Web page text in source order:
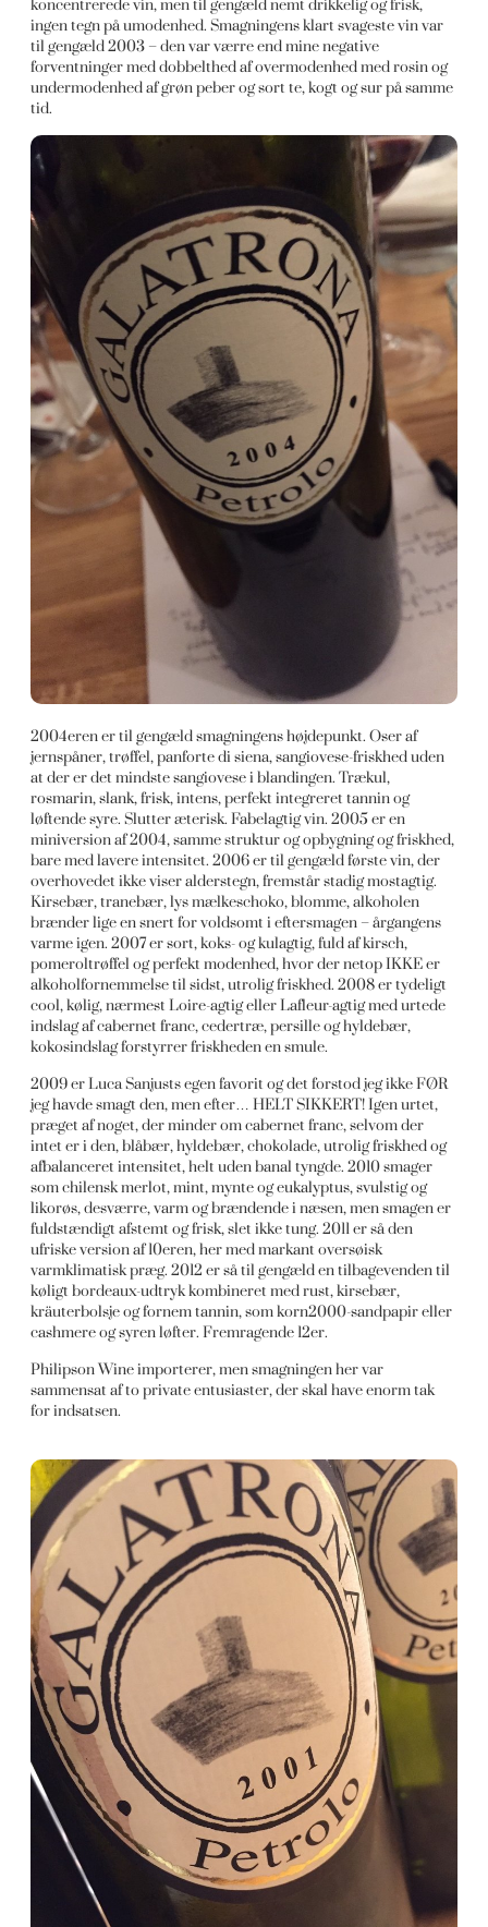
koncentrerede vin, men til gengæld nemt drikkelig og frisk,
ingen tegn på umodenhed. Smagningens klart svageste vin var
til gengæld 2003 – den var værre end mine negative
forventninger med dobbelthed af overmodenhed med rosin og
undermodenhed af grøn peber og sort te, kogt og sur på samme
tid.
2004eren er til gengæld smagningens højdepunkt. Oser af
jernspåner, trøffel, panforte di siena, sangiovese-friskhed uden
at der er det mindste sangiovese i blandingen. Trækul,
rosmarin, slank, frisk, intens, perfekt integreret tannin og
løftende syre. Slutter æterisk. Fabelagtig vin. 2005 er en
miniversion af 2004, samme struktur og opbygning og friskhed,
bare med lavere intensitet. 2006 er til gengæld første vin, der
overhovedet ikke viser alderstegn, fremstår stadig mostagtig.
Kirsebær, tranebær, lys mælkeschoko, blomme, alkoholen
brænder lige en snert for voldsomt i eftersmagen – årgangens
varme igen. 2007 er sort, koks- og kulagtig, fuld af kirsch,
pomeroltrøffel og perfekt modenhed, hvor der netop IKKE er
alkoholfornemmelse til sidst, utrolig friskhed. 2008 er tydeligt
cool, kølig, nærmest Loire-agtig eller Lafleur-agtig med urtede
indslag af cabernet franc, cedertræ, persille og hyldebær,
kokosindslag forstyrrer friskheden en smule.
2009 er Luca Sanjusts egen favorit og det forstod jeg ikke FØR
jeg havde smagt den, men efter… HELT SIKKERT! Igen urtet,
præget af noget, der minder om cabernet franc, selvom der
intet er i den, blåbær, hyldebær, chokolade, utrolig friskhed og
afbalanceret intensitet, helt uden banal tyngde. 2010 smager
som chilensk merlot, mint, mynte og eukalyptus, svulstig og
likorøs, desværre, varm og brændende i næsen, men smagen er
fuldstændigt afstemt og frisk, slet ikke tung. 2011 er så den
ufriske version af 10eren, her med markant oversøisk
varmklimatisk præg. 2012 er så til gengæld en tilbagevenden til
køligt bordeaux-udtryk kombineret med rust, kirsebær,
kräuterbolsje og fornem tannin, som korn2000-sandpapir eller
cashmere og syren løfter. Fremragende 12er.
Philipson Wine importerer, men smagningen her var
sammensat af to private entusiaster, der skal have enorm tak
for indsatsen.